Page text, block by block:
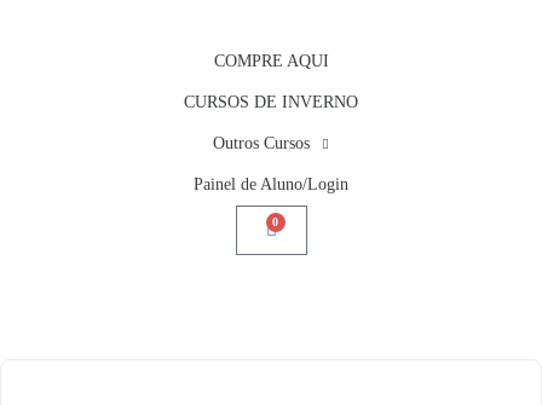
COMPRE AQUI
CURSOS DE INVERNO
Outros Cursos
Painel de Aluno/Login
0